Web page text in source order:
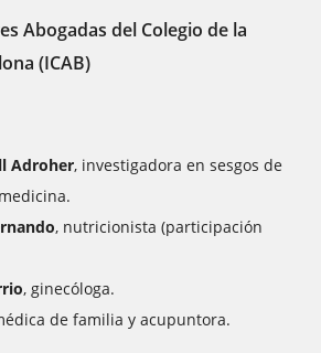
Abogadas del Colegio de la
(ICAB)
Adroher, investigadora en sesgos de
, nutricionista (participación
, ginecóloga.
de familia y acupuntora.